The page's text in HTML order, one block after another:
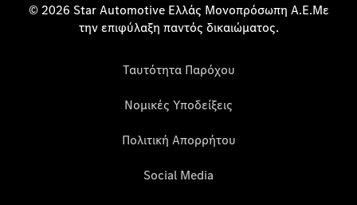
© 2026 Star Automotive Ελλάς Μονοπρόσωπη Α.Ε.Με
την επιφύλαξη παντός δικαιώματος.
Ταυτότητα Παρόχου
Νομικές Υποδείξεις
Πολιτική Απορρήτου
Social Media